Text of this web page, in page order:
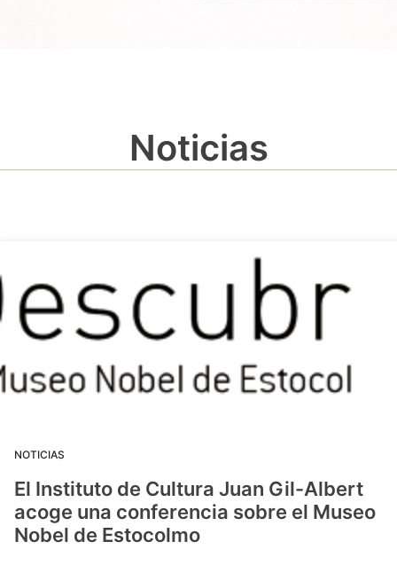
Noticias
NOTICIAS
El Instituto de Cultura Juan Gil-Albert
acoge una conferencia sobre el Museo
Nobel de Estocolmo